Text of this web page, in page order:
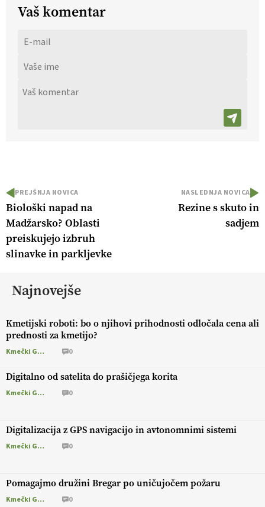
Vaš komentar
PREJŠNJA NOVICA
Biološki napad na
Madžarsko? Oblasti
preiskujejo izbruh
slinavke in parkljevke
NASLEDNJA NOVICA
Rezine s skuto in
sadjem
Najnovejše
Kmetijski roboti: bo o njihovi prihodnosti odločala cena ali
prednosti za kmetijo?
Kmečki Glas 0
Digitalno od satelita do prašičjega korita
Kmečki Glas 0
Digitalizacija z GPS navigacijo in avtonomnimi sistemi
Kmečki Glas 0
Pomagajmo družini Bregar po uničujočem požaru
Kmečki Glas 0